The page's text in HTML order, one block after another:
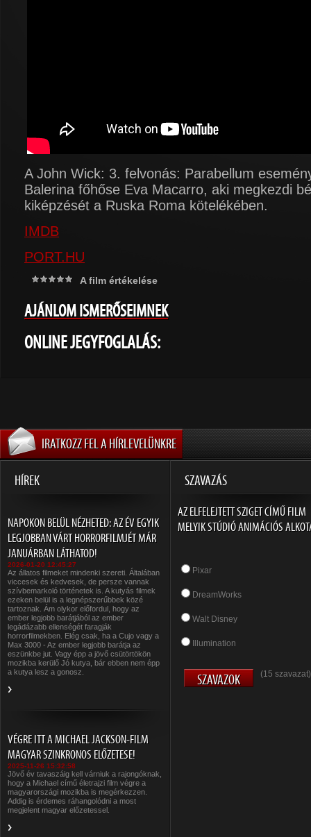
A John Wick: 3. felvonás: Parabellum
Balerina főhőse Eva Macarro, aki megkezdi
kiképzését a Ruska Roma kötelékében.
IMDB
PORT.HU
A film értékelése
AJÁNLOM ISMERŐSEIMNEK
ONLINE JEGYFOGLALÁS:
IRATKOZZ FEL A HÍRLEVELÜNKRE
HÍREK SZAVAZÁS
NAPOKON BELÜL NÉZHETED: AZ ÉV EGYIK
LEGJOBBAN VÁRT HORRORFILMJÉT MÁR
JANUÁRBAN LÁTHATOD!
2026-01-20 12:45:27
Az állatos filmeket mindenki szereti. Általában
viccesek és kedvesek, de persze vannak
szívbemarkoló történetek is. A kutyás filmek
ezeken belül is a legnépszerűbbek közé
tartoznak. Ám olykor előfordul, hogy az
ember legjobb barátjából az ember
legádázabb ellenségét faragják
horrorfilmekben. Elég csak, ha a Cujo vagy a
Max 3000 - Az ember legjobb barátja az
eszünkbe jut. Vagy épp a jövő csütörtökön
mozikba kerülő Jó kutya, bár ebben nem épp
a kutya lesz a gonosz.
VÉGRE ITT A MICHAEL JACKSON-FILM
MAGYAR SZINKRONOS ELŐZETESE!
2025-11-26 15:32:58
Jövő év tavaszáig kell várniuk a rajongóknak,
hogy a Michael című életrajzi film végre a
magyarországi mozikba is megérkezzen.
Addig is érdemes ráhangolódni a most
megjelent magyar előzetessel.
AZ ELFELEJTETT SZIGET CÍMŰ FILM
MELYIK STÚDIÓ ANIMÁCIÓS
Pixar
DreamWorks
Walt Disney
Illumination
(15 szavazat)